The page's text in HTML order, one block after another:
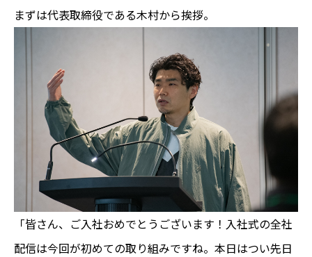
まずは代表取締役である木村から挨拶。
「皆さん、ご入社おめでとうございます！入社式の全社
配信は今回が初めての取り組みですね。本日はつい先日